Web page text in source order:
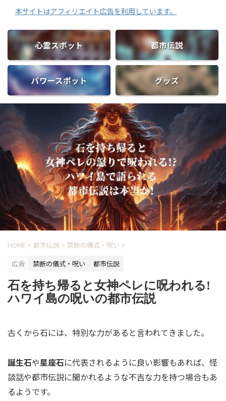
トはアフィリエイト広告を利用しています。
心霊スポット 都市伝説
パワースポット グッズ
HOME > 都市伝説 > 禁断の儀式・呪い >
広告
禁断の儀式・呪い 都市伝説
石を持ち帰ると女神ペレに呪われる!
ハワイ島の呪いの都市伝説
古くから石には、特別な力があると言われてきました。
誕生石や星座石に代表されるように良い影響もあれば、怪
談話や都市伝説に聞かれるような不吉な力を持つ場合もあ
るようです。